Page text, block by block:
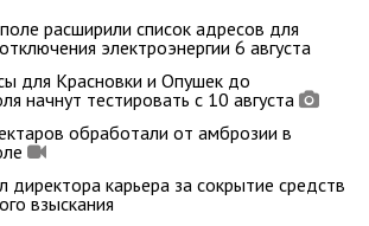
расширили список адресов для
электроэнергии 6 августа
для Красновки и Опушек до
начнут тестировать с 10 августа
обработали от амброзии в
директора карьера за сокрытие средств
взыскания